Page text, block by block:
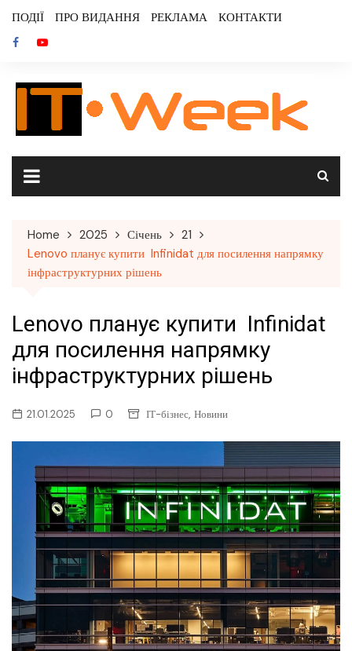
content
ПОДІЇ ПРО ВИДАННЯ РЕКЛАМА КОНТАКТИ
Home 2025 Січень
21
Lenovo планує купити Infinidat для посилення напрямку
інфраструктурних рішень
Lenovo планує купити Infinidat
для посилення напрямку
інфраструктурних рішень
21.01.2025 0 ІТ-бізнес, Новини